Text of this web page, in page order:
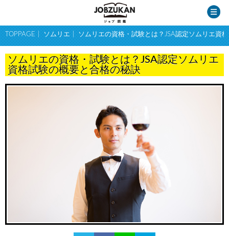
TOPPAGE ソムリエ ソムリエの資格・試験とは？JSA認定ソムリエ資
ソムリエの資格・試験とは？JSA認定ソムリエ
資格試験の概要と合格の秘訣